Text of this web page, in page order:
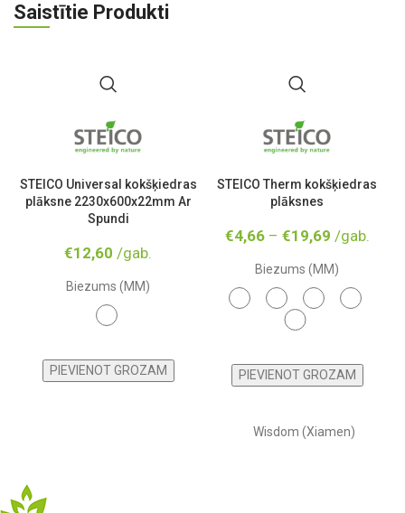
Saistītie Produkti
STEICO Universal kokšķiedras
plāksne 2230x600x22mm Ar
Spundi
€12,60 /gab.
Biezums (MM)
PIEVIENOT GROZAM
STEICO Therm kokšķiedras
plāksnes
€4,66– €19,69 /gab.
Biezums (MM)
100
PIEVIENOT GROZAM
Wisdom (Xiamen)